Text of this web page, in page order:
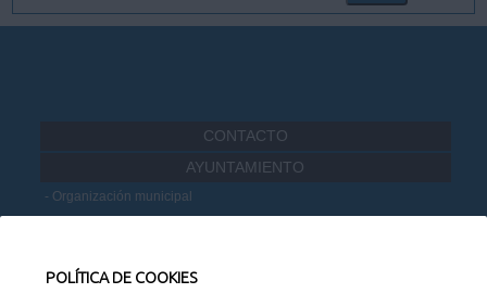
POLÍTICA DE COOKIES
CONTACTO
AYUNTAMIENTO
Organización municipal
Datos Abiertos